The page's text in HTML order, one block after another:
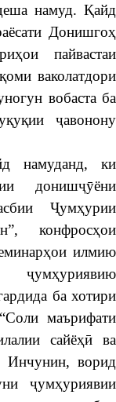
намуд. Қайд
Донишгоҳ
пайвастаи
ваколатдори
вобаста ба
ҷавонону
намуданд, ки
донишҷӯёни
Ҷумҳурии
конфросҳои
илмию
ҷумҳуриявию
ба хотири
маърифати
сайёҳӣ ва
Инчунин, ворид
ҷумҳуриявии